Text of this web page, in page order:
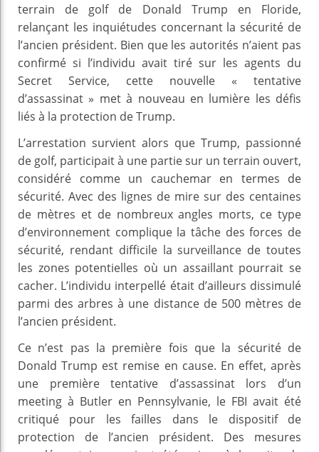
terrain de golf de Donald Trump en Floride,
relançant les inquiétudes concernant la sécurité de
l’ancien président. Bien que les autorités n’aient pas
confirmé si l’individu avait tiré sur les agents du
Secret Service, cette nouvelle « tentative
d’assassinat » met à nouveau en lumière les défis
liés à la protection de Trump.
L’arrestation survient alors que Trump, passionné
de golf, participait à une partie sur un terrain ouvert,
considéré comme un cauchemar en termes de
sécurité. Avec des lignes de mire sur des centaines
de mètres et de nombreux angles morts, ce type
d’environnement complique la tâche des forces de
sécurité, rendant difficile la surveillance de toutes
les zones potentielles où un assaillant pourrait se
cacher. L’individu interpellé était d’ailleurs dissimulé
parmi des arbres à une distance de 500 mètres de
l’ancien président.
Ce n’est pas la première fois que la sécurité de
Donald Trump est remise en cause. En effet, après
une première tentative d’assassinat lors d’un
meeting à Butler en Pennsylvanie, le FBI avait été
critiqué pour les failles dans le dispositif de
protection de l’ancien président. Des mesures